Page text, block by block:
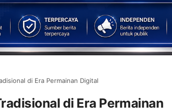
di Era Permainan Digital
di Era Permainan